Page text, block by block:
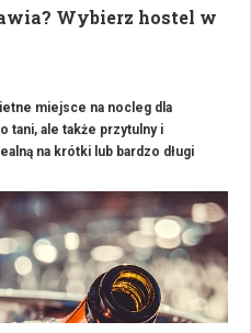
Wybierz hostel w
miejsce na nocleg dla
tani, ale także przytulny i
na krótki lub bardzo długi